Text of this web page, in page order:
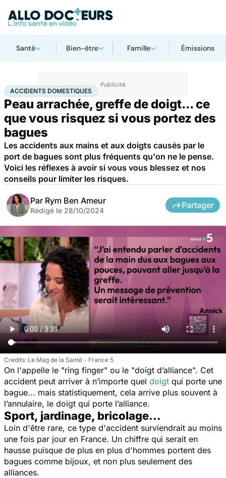
Santé Bien-être Famille Émissions
AccueilSanté Bobos du quotidien Accidents domestiques
ACCIDENTS DOMESTIQUES
Peau arrachée, greffe de doigt... ce
que vous risquez si vous portez des
bagues
Les accidents aux mains et aux doigts causés par le
port de bagues sont plus fréquents qu'on ne le pense.
Voici les réflexes à avoir si vous vous blessez et nos
conseils pour limiter les risques.
Par Rym Ben Ameur
Rédigé le 28/10/2024
Partager
Le Mag de la Santé - France 5
On l'appelle le "ring finger" ou le "doigt d’alliance". Cet
accident peut arriver à n’importe quel doigt qui porte une
bague... mais statistiquement, cela arrive plus souvent à
l’annulaire, le doigt qui porte l’alliance.
Sport, jardinage, bricolage...
Loin d'être rare, ce type d'accident surviendrait au moins
une fois par jour en France. Un chiffre qui serait en
hausse puisque de plus en plus d'hommes portent des
bagues comme bijoux, et non plus seulement des
alliances.